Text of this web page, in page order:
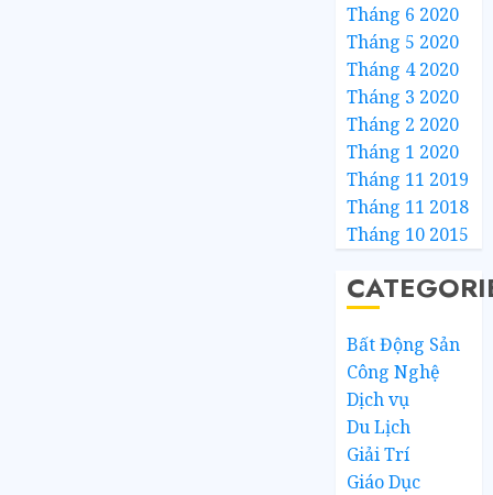
Tháng 6 2020
Tháng 5 2020
Tháng 4 2020
Tháng 3 2020
Tháng 2 2020
Tháng 1 2020
Tháng 11 2019
Tháng 11 2018
Tháng 10 2015
Bất Động Sản
Công Nghệ
Dịch vụ
Du Lịch
Giải Trí
Giáo Dục